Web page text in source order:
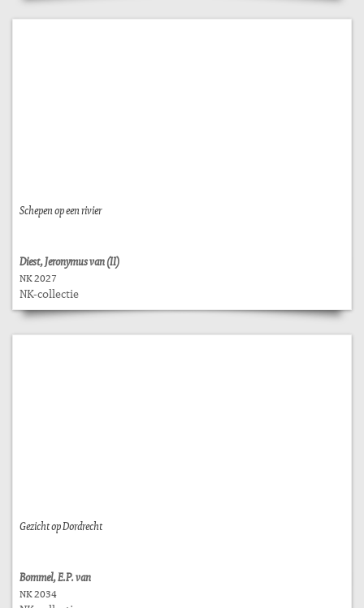
Schepen op een rivier
Diest, Jeronymus van (II)
NK 2027
NK-collectie
Gezicht op Dordrecht
Bommel, E.P. van
NK 2034